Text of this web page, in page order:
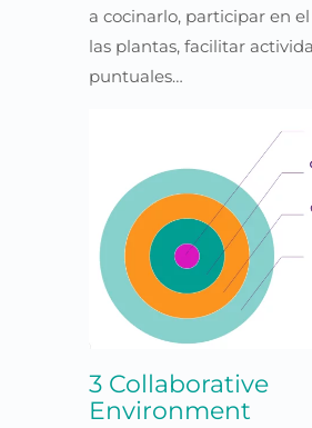
a cocinarlo, participar en
las plantas, facilitar
puntuales…
3 Collaborative
Environment